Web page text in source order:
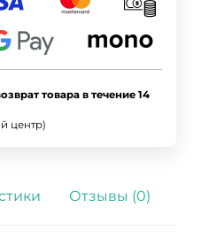
товара в течение 14
центр)
Отзывы (0)